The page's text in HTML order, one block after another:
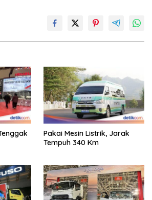
Pakai Mesin Listrik, Jarak
Tempuh 340 Km